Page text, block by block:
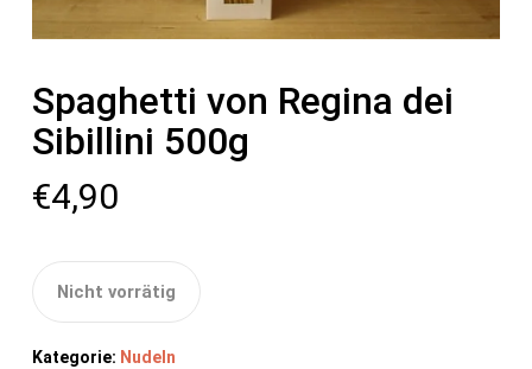
Spaghetti von Regina dei
Sibillini 500g
€4,90
Nicht vorrätig
Kategorie: Nudeln